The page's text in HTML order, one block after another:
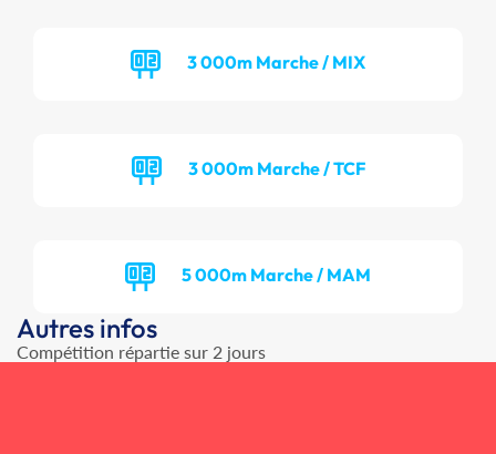
3 000m Marche / MIX
3 000m Marche / TCF
5 000m Marche / MAM
Autres infos
Compétition répartie sur 2 jours